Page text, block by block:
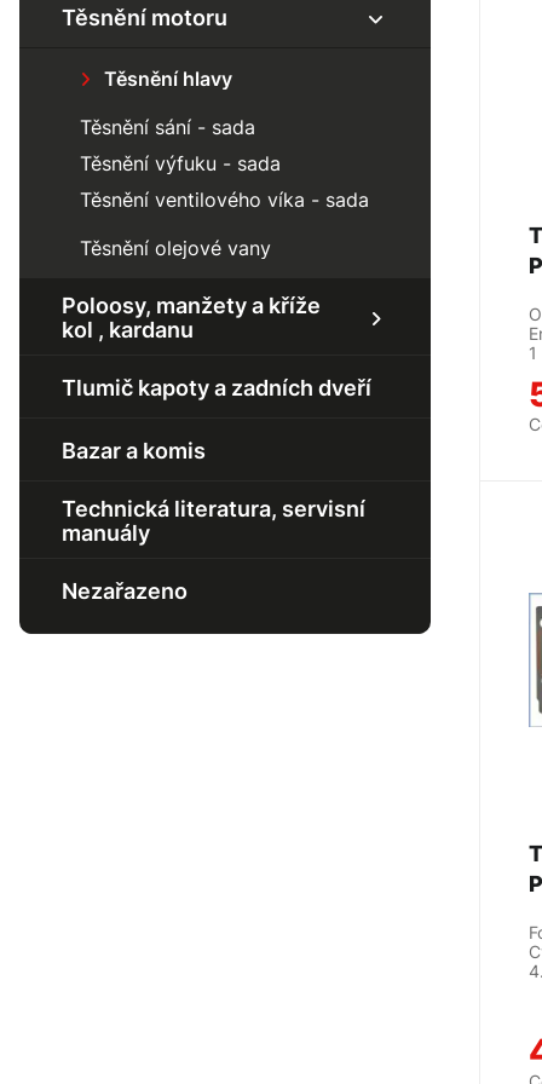
Silenblok stabilizátoru - přední
Gufero kola - přední
Rameno spodní
stabilizátoru ) - zadní
Gufero kola - zadní
Rameno horní
Rameno spodní
Žhavící svíčka
Mřížka
Přední nárazník
Zadní nárazník
Kapota
Zrcátko zpětné
Rámeček světlometu
Přední čelo
Těsnění motoru
Těsnění hlavy
Těsnění sání - sada
Těsnění výfuku - sada
Těsnění ventilového víka - sada
Těsnění olejové vany
Poloosy, manžety a kříže
kol , kardanu
Poloosa přední levá
Kříž kardanu
Tlumič kapoty a zadních dveří
Bazar a komis
Technická literatura, servisní
manuály
Nezařazeno